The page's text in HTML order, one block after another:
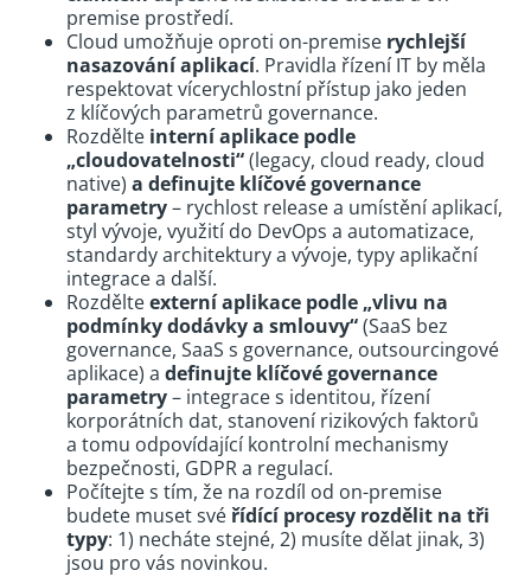
premise prostředí.
Cloud umožňuje oproti on-premise rychlejší
nasazování aplikací. Pravidla řízení IT by měla
respektovat vícerychlostní přístup jako jeden
z klíčových parametrů governance.
Rozdělte interní aplikace podle
„cloudovatelnosti“(legacy, cloud ready, cloud
native) a definujte klíčové governance
parametry– rychlost release a umístění aplikací,
styl vývoje, využití do DevOps a automatizace,
standardy architektury a vývoje, typy aplikační
integrace a další.
Rozdělteexterní aplikace podle „vlivu na
podmínky dodávky a smlouvy“(SaaS bez
governance, SaaS s governance, outsourcingové
aplikace) a definujte klíčové governance
parametry– integrace s identitou, řízení
korporátních dat, stanovení rizikových faktorů
a tomu odpovídající kontrolní mechanismy
bezpečnosti, GDPR a regulací.
Počítejte s tím, že na rozdíl od on-premise
budete muset svéřídící procesy rozdělit na tři
typy: 1) necháte stejné, 2) musíte dělat jinak, 3)
jsou pro vás novinkou.